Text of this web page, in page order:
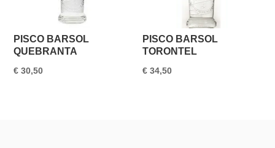
PISCO BARSOL
QUEBRANTA
€ 30,50
PISCO BARSOL
TORONTEL
€ 34,50